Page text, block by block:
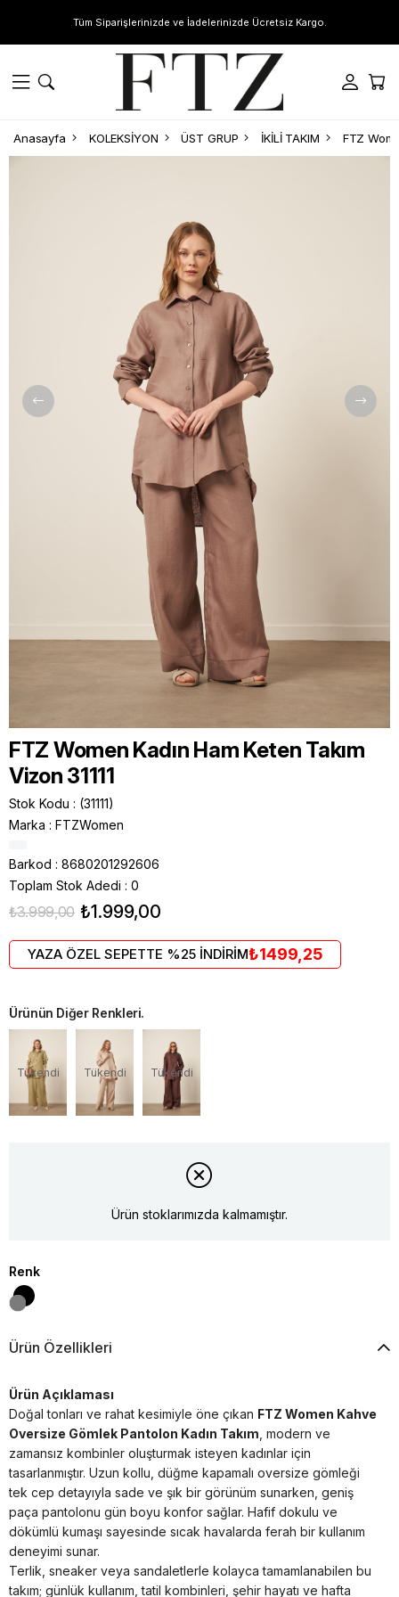
Tüm Siparişlerinizde ve İadelerinizde Ücretsiz Kargo.
Anasayfa KOLEKSİYON ÜST GRUP İKİLİ TAKIM FTZ
FTZ Women Kadın Ham Keten Takım
Vizon 31111
Stok Kodu
(31111)
Marka : FTZWomen
Barkod : 8680201292606
Toplam Stok Adedi : 0
₺3.999,00 ₺1.999,00
YAZA ÖZEL SEPETTE %25 İNDİRİM₺1499,25
Ürünün Diğer Renkleri.
Tükendi Tükendi Tükendi
Ürün stoklarımızda kalmamıştır.
Renk
Ürün Özellikleri
Ürün Açıklaması
Doğal tonları ve rahat kesimiyle öne çıkan FTZ Women Kahve
Oversize Gömlek Pantolon Kadın Takım , modern ve
zamansız kombinler oluşturmak isteyen kadınlar için
tasarlanmıştır. Uzun kollu, düğme kapamalı oversize gömleği
tek cep detayıyla sade ve şık bir görünüm sunarken, geniş
paça pantolonu gün boyu konfor sağlar. Hafif dokulu ve
dökümlü kumaşı sayesinde sıcak havalarda ferah bir kullanım
deneyimi sunar.
Terlik, sneaker veya sandaletlerle kolayca tamamlanabilen bu
takım; günlük kullanım, tatil kombinleri, şehir hayatı ve hafta